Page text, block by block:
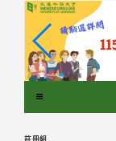
註冊組